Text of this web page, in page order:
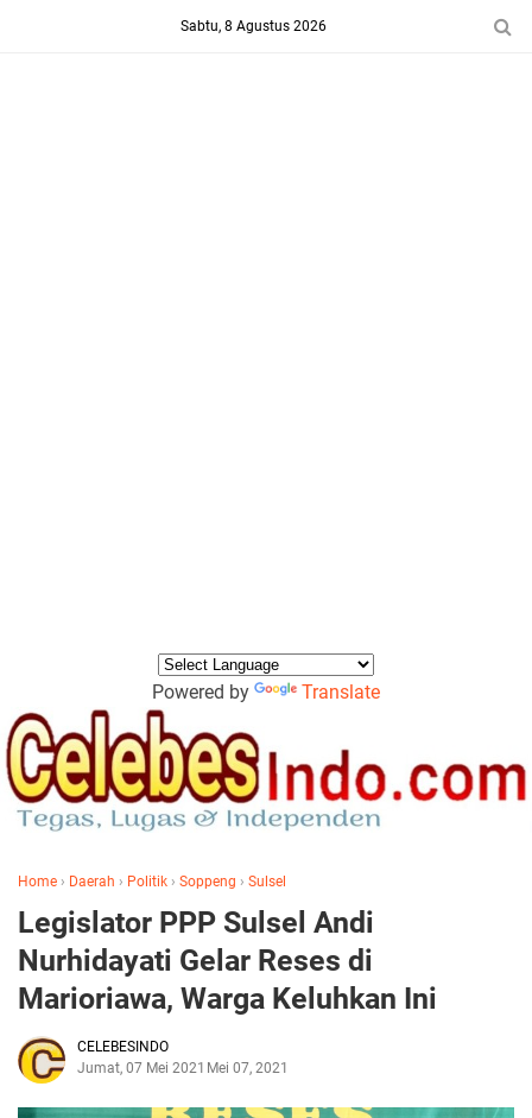
Sabtu, 8 Agustus 2026
Powered by Translate
Home › Daerah › Politik › Soppeng › Sulsel
Legislator PPP Sulsel Andi
Nurhidayati Gelar Reses di
Marioriawa, Warga Keluhkan Ini
CELEBESINDO
Jumat, 07 Mei 2021 Mei 07, 2021